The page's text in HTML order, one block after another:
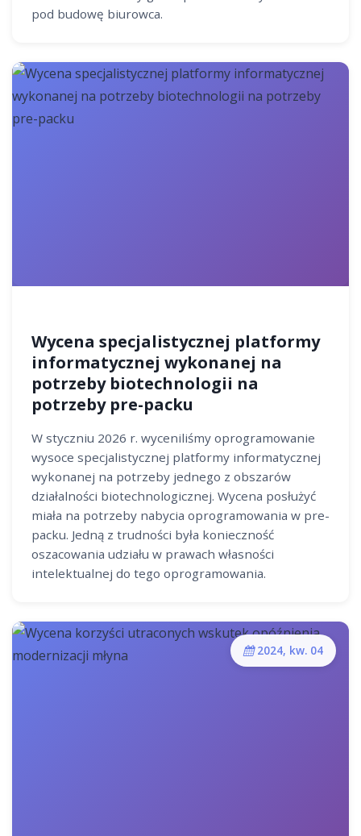
pod budowę biurowca.
Wycena specjalistycznej platformy
informatycznej wykonanej na
potrzeby biotechnologii na
potrzeby pre-packu
W styczniu 2026 r. wyceniliśmy oprogramowanie
wysoce specjalistycznej platformy informatycznej
wykonanej na potrzeby jednego z obszarów
działalności biotechnologicznej. Wycena posłużyć
miała na potrzeby nabycia oprogramowania w pre-
packu. Jedną z trudności była konieczność
oszacowania udziału w prawach własności
intelektualnej do tego oprogramowania.
2024, kw. 04